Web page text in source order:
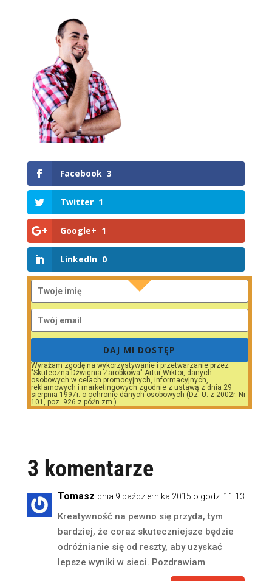
Facebook 3
Twitter 1
Google+ 1
LinkedIn 0
DAJ MI DOSTĘP
Wyrażam zgodę na wykorzystywanie i przetwarzanie przez
"Skuteczna Dźwignia Zarobkowa" Artur Wiktor, danych
osobowych w celach promocyjnych, informacyjnych,
reklamowych i marketingowych zgodnie z ustawą z dnia 29
sierpnia 1997r. o ochronie danych osobowych (Dz. U. z 2002r. Nr
101, poz. 926 z późn.zm.).
3 komentarze
Tomasz dnia 9 października 2015 o godz. 11:13
Kreatywność na pewno się przyda, tym
bardziej, że coraz skuteczniejsze będzie
odróżnianie się od reszty, aby uzyskać
lepsze wyniki w sieci. Pozdrawiam